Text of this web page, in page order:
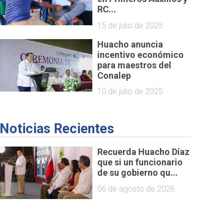
RC...
15 de julio de 2025
Huacho anuncia
incentivo económico
para maestros del
Conalep
10 de julio de 2025
Noticias Recientes
Recuerda Huacho Díaz
que si un funcionario
de su gobierno qu...
06 de agosto de 2026